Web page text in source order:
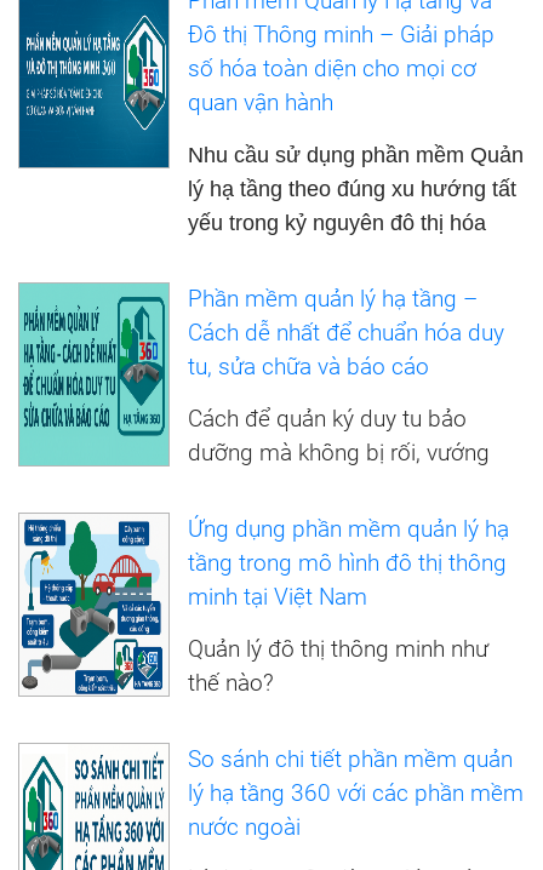
Đô thị Thông minh – Giải pháp
số hóa toàn diện cho mọi cơ
quan vận hành
Nhu cầu sử dụng phần mềm Quản
lý hạ tầng theo đúng xu hướng tất
yếu trong kỷ nguyên đô thị hóa
Phần mềm quản lý hạ tầng –
Cách dễ nhất để chuẩn hóa duy
tu, sửa chữa và báo cáo
Cách để quản ký duy tu bảo
dưỡng mà không bị rối, vướng
Ứng dụng phần mềm quản lý hạ
tầng trong mô hình đô thị thông
minh tại Việt Nam
Quản lý đô thị thông minh như
thế nào?
So sánh chi tiết phần mềm quản
lý hạ tầng 360 với các phần mềm
nước ngoài